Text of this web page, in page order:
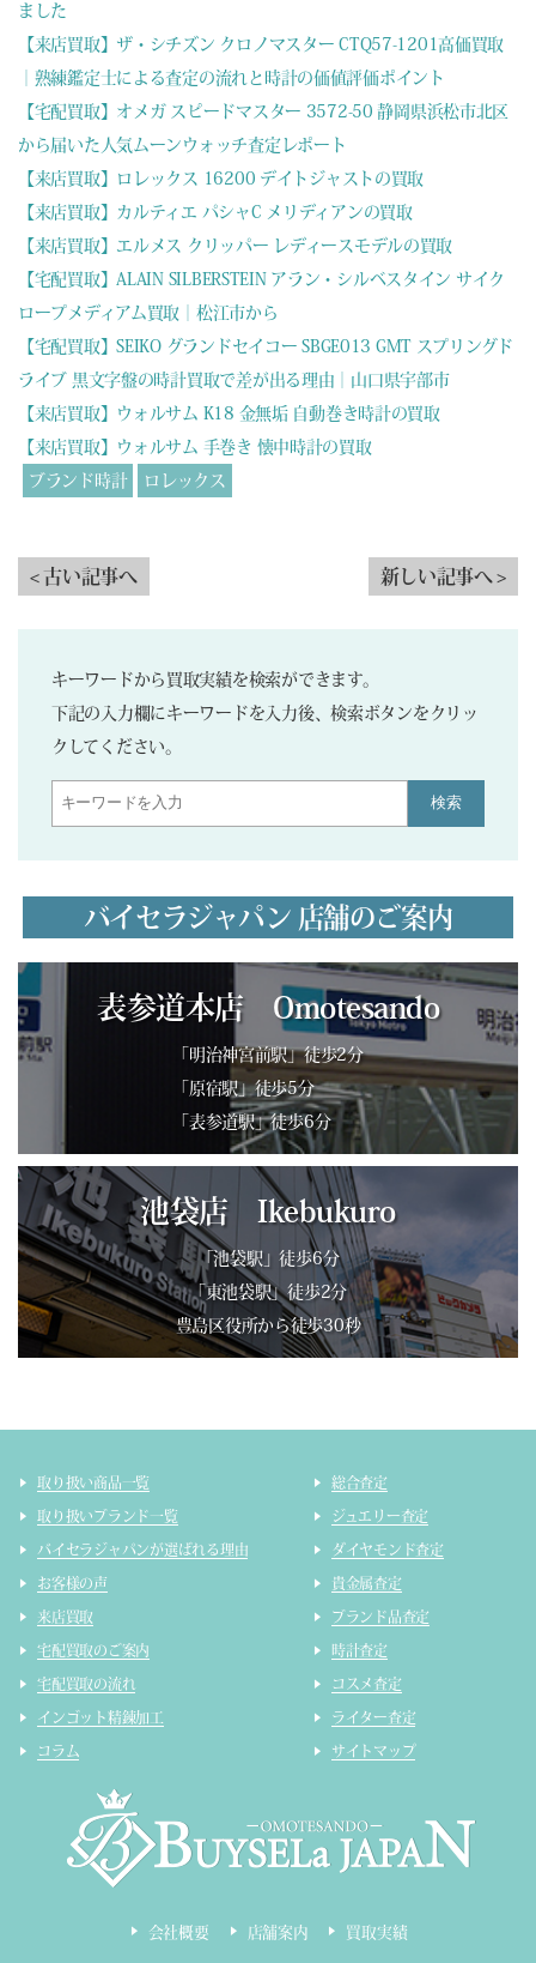
ました
【来店買取】ザ・シチズン クロノマスター CTQ57-1201高価買取
｜熟練鑑定士による査定の流れと時計の価値評価ポイント
【宅配買取】オメガ スピードマスター 3572-50 静岡県浜松市北区
から届いた人気ムーンウォッチ査定レポート
【来店買取】ロレックス 16200 デイトジャストの買取
【来店買取】カルティエ パシャC メリディアンの買取
【来店買取】エルメス クリッパー レディースモデルの買取
【宅配買取】ALAIN SILBERSTEIN アラン・シルベスタイン サイク
ロープメディアム買取｜松江市から
【宅配買取】SEIKO グランドセイコー SBGE013 GMT スプリングド
ライブ 黒文字盤の時計買取で差が出る理由｜山口県宇部市
【来店買取】ウォルサム K18 金無垢 自動巻き時計の買取
【来店買取】ウォルサム 手巻き 懐中時計の買取
ブランド時計
ロレックス
< 古い記事へ 新しい記事へ >
キーワードから買取実績を検索ができます。
下記の入力欄にキーワードを入力後、検索ボタンをクリッ
クしてください。
検索
バイセラジャパン 店舗のご案内
表参道本店 Omotesando
「明治神宮前駅」徒歩2分
「原宿駅」徒歩5分
「表参道駅」徒歩6分
池袋店 Ikebukuro
「池袋駅」徒歩6分
「東池袋駅」徒歩2分
豊島区役所から徒歩30秒
取り扱い商品一覧
取り扱いブランド一覧
バイセラジャパンが選ばれる理由
お客様の声
来店買取
宅配買取のご案内
宅配買取の流れ
インゴット精錬加工
コラム
総合査定
ジュエリー査定
ダイヤモンド査定
貴金属査定
ブランド品査定
時計査定
コスメ査定
ライター査定
サイトマップ
会社概要 店舗案内 買取実績